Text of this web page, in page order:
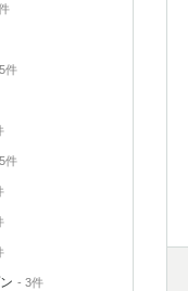
件
件
- 3件